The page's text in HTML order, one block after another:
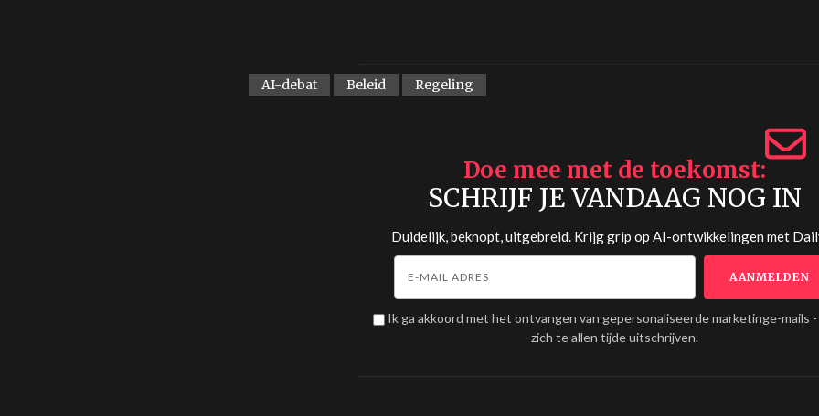
AI-debat Beleid Regeling
Doe mee met de toekomst
SCHRIJF JE VANDAAG NOG IN
Duidelijk, beknopt, uitgebreid. Krijg grip op AI-ontwikkelingen met
Ik ga akkoord met het ontvangen van gepersonaliseerde marketinge-mails
zich te allen tijde uitschrijven.